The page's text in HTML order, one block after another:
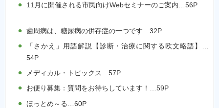
11月に開催される市民向けWebセミナーのご案内…56P
歯周病は、糖尿病の併存症の一つです…32P
「さかえ」用語解説【診断・治療に関する欧文略語】…
54P
メディカル・トピックス…57P
お便り募集：質問をお待ちしています！…59P
ほっとめ～る…60P